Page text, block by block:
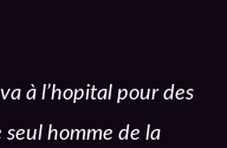
à l’hopital pour des
homme de la